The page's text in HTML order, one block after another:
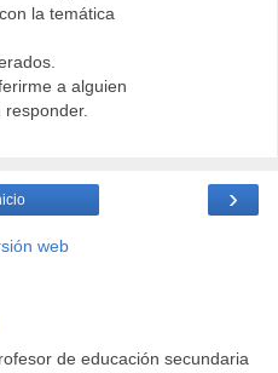
la temática
a alguien
›
web
de educación secundaria